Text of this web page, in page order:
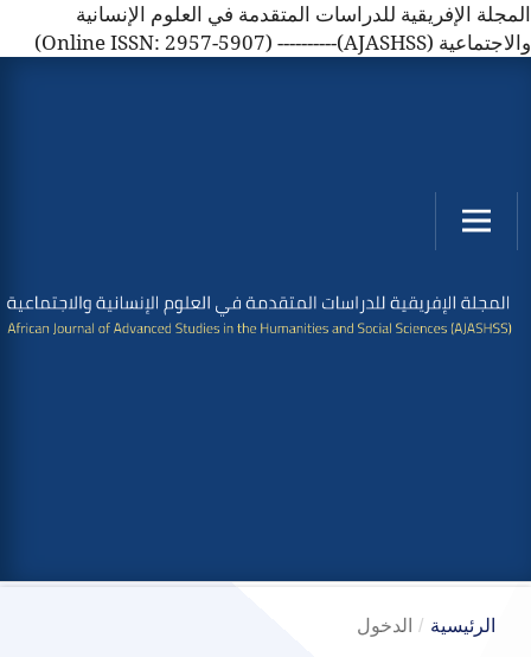
المجلة الإفريقية للدراسات المتقدمة في العلوم الإنسانية
والاجتماعية (AJASHSS)---------- (Online ISSN: 2957-5907)
الرئيسية / الدخول